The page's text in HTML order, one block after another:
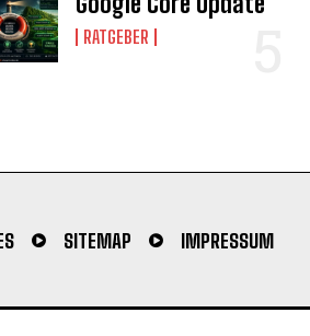
RATGEBER
SITEMAP IMPRESSUM